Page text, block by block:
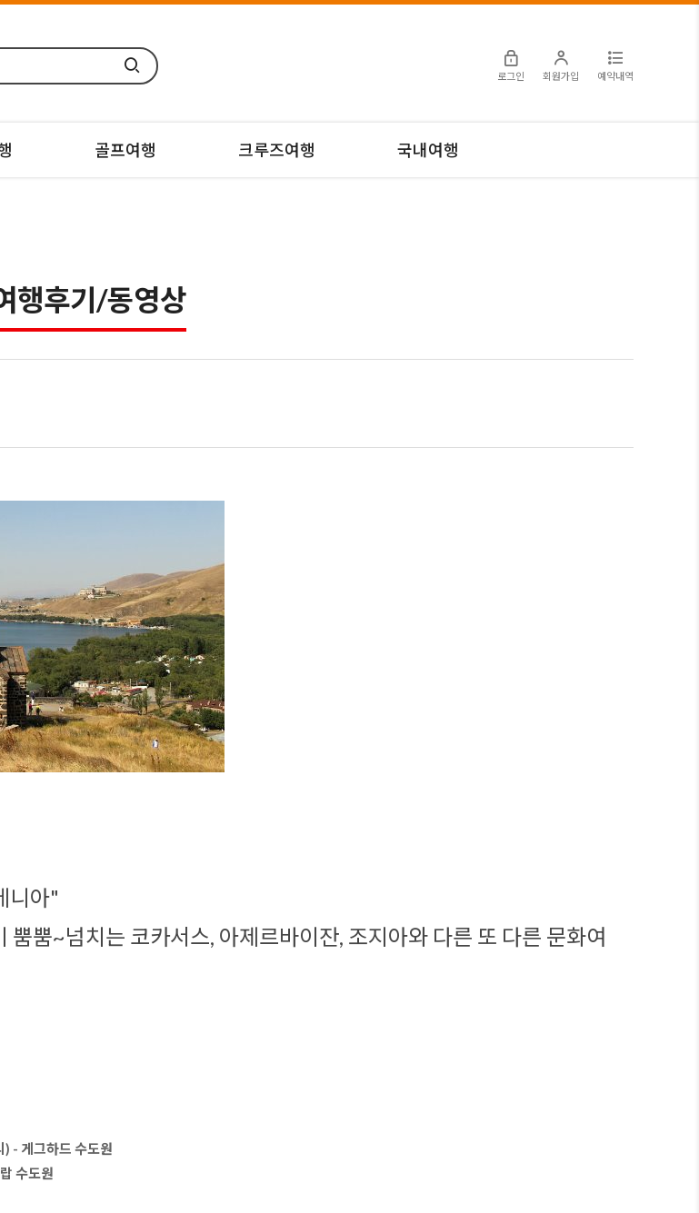
로그인 회원가입 예약내역
골프여행 크루즈여행 국내여행
행후기/동영상
니아"
뿜~넘치는 코카서스, 아제르바이잔, 조지아와 다른 또 다른 문화여
- 게그하드 수도원
수도원